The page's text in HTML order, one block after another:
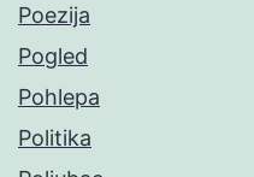
Poezija
Pogled
Pohlepa
Politika